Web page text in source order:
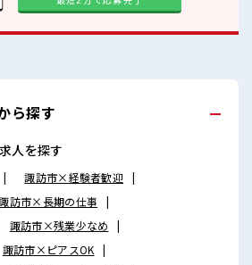
ら探す
人を探す
諏訪市×経験者歓迎
訪市×長期の仕事
諏訪市×残業少なめ
諏訪市×ピアスOK